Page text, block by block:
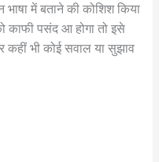
में बताने की कोशिश किया
पसंद आ होगा तो इसे
भी कोई सवाल या सुझाव